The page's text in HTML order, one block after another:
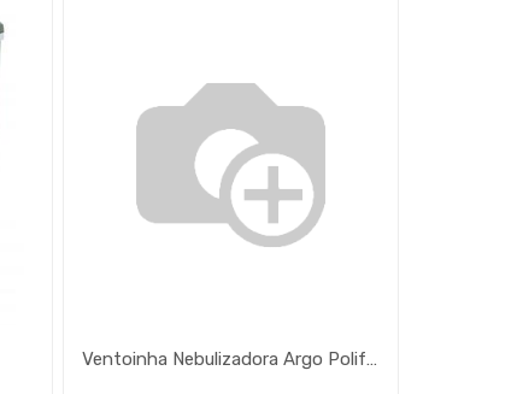
Ventoinha Nebulizadora Argo Polifemo Drip